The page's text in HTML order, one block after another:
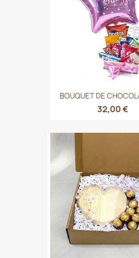
BOUQUET DE
32,00 €